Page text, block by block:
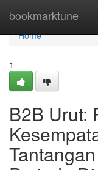
bookmarktune
Home
Home
1
B2B Urut: